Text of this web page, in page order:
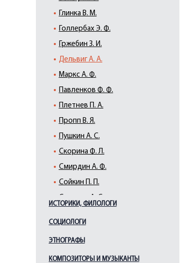
Глинка В. М.
Голлербах Э. Ф.
Гржебин З. И.
Дельвиг А. А.
Маркс А. Ф.
Павленков Ф. Ф.
Плетнев П. А.
Пропп В. Я.
Пушкин А. С.
Скорина Ф. Л.
Смирдин А. Ф.
Сойкин П. П.
ИСТОРИКИ, ФИЛОЛОГИ
СОЦИОЛОГИ
ЭТНОГРАФЫ
КОМПОЗИТОРЫ И МУЗЫКАНТЫ